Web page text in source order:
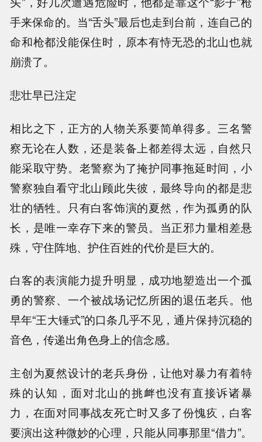
手来保命的。当“舌头”最后也走到台前，连自己的
命和枪都没能保住时，原本有恃无恐的北山也就
崩溃了。
悲壮早已注定
相比之下，正方的人物关系要简单得多。三名警
察无论在人数，还是装备上都差得太远，自然只
能采取守势。老警察为了掩护同事拖延时间，小
警察独自看守北山顾此失彼，最终导向的都是悲
壮的牺牲。只有白客饰演的夏然，作为孤勇的队
长，是唯一幸存下来的警员。当正邪力量相差悬
殊，守住阵地、护住百姓的代价是巨大的。
白客的表演能力提升明显，成功地塑造出一个孤
勇的警察、一个被战场记忆所困的退伍老兵。他
早年“王大锤式”的口条几乎不见，通片保持沉稳的
音色，传递出角色身上的信念感。
主创为夏然设计的老兵身份，让他对暴力有着特
殊的认知，面对北山的挑衅也没有直接诉诸暴
力，在面对同事战友死亡时又多了份愧疚，白客
要演出这种微妙的心理，只能从同事那里“借力”。